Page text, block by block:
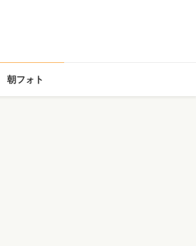
朝フォト